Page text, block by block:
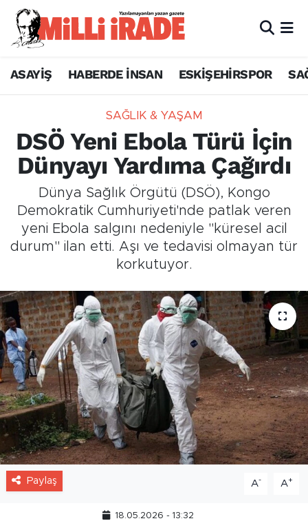
ASAYİŞ HABERDE İNSAN ESKİŞEHİRSPOR
SAĞLIK & YAŞAM
DSÖ Yeni Ebola Türü İçin
Dünyayı Yardıma Çağırdı
Dünya Sağlık Örgütü (DSÖ), Kongo
Demokratik Cumhuriyeti'nde patlak veren
yeni Ebola salgını nedeniyle "küresel acil
durum" ilan etti. Aşı ve tedavisi olmayan tür
korkutuyor.
Paylaş A- A+
18.05.2026 - 13:32